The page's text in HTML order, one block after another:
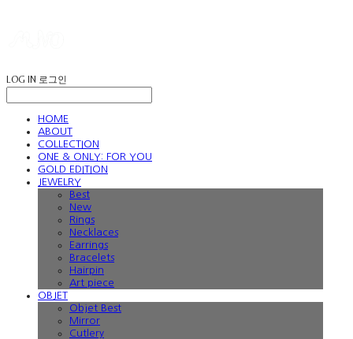
LOG IN 로그인
HOME
ABOUT
COLLECTION
ONE & ONLY: FOR YOU
GOLD EDITION
JEWELRY
Best
New
Rings
Necklaces
Earrings
Bracelets
Hairpin
Art piece
OBJET
Objet Best
Mirror
Cutlery